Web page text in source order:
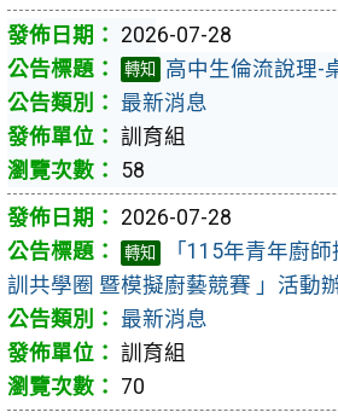
2026-07-28
轉知
高中生倫流說理-
最新消息
訓育組
58
2026-07-28
轉知
「115年青年廚
訓共學圈 暨模擬廚藝競賽 」活動
最新消息
訓育組
70